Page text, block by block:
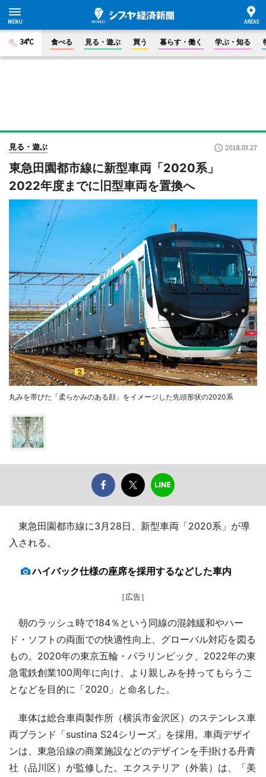
34°C 食べる 見る・遊ぶ 買う 暮らす・働く 学ぶ・知る
見る・遊ぶ 2018.03.27
東急田園都市線に新型車両「2020系」
2022年度までに旧型車両を置換へ
丸みを帯びた「柔らかみのある顔」をイメージした先頭形状の2020系
東急田園都市線に3月28日、新型車両「2020系」が導
入される。
ハイバック仕様の座席を採用するなどした車内
［広告］
朝のラッシュ時で184％という同線の混雑緩和やハー
ド・ソフトの両面での快適性向上、グローバル対応を図る
もの。2020年の東京五輪・パラリンピック、2022年の東
急電鉄創業100周年に向け、より親しみを持ってもらうこ
となどを目的に「2020」と命名した。
車体は総合車両製作所（横浜市金沢区）のステンレス車
両ブランド「sustina S24シリーズ」を採用。車両デザイ
ンは、東急沿線の商業施設などのデザインを手掛ける丹青
社（品川区）が監修した。エクステリア（外装）は、「美